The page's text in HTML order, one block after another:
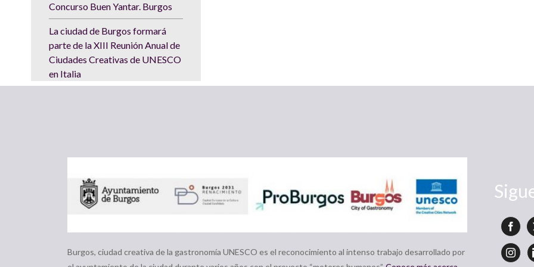
Concurso Buen Yantar. Burgos
La ciudad de Burgos formará
parte de la XIII Reunión Anual de
Ciudades Creativas de UNESCO
en Italia
Burgos, ciudad creativa de la gastronomía UNESCO es el reconocimiento al intenso trabajo desarrollado por